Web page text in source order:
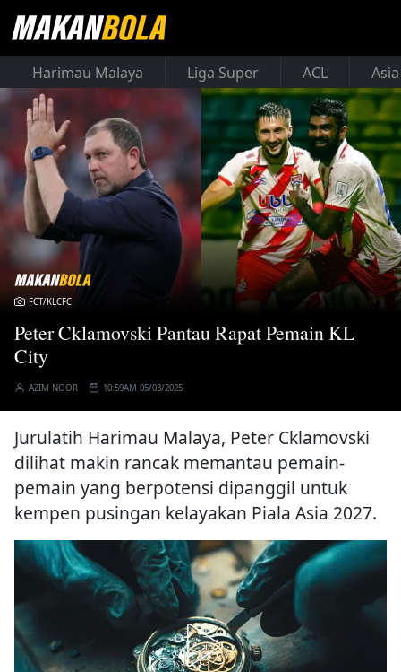
Harimau Malaya Liga Super ACL
FCT/KLCFC
Peter Cklamovski Pantau Rapat Pemain KL
City
AZIM NOOR 10:59AM 05/03/2025
Jurulatih Harimau Malaya, Peter Cklamovski
dilihat makin rancak memantau pemain-
pemain yang berpotensi dipanggil untuk
kempen pusingan kelayakan Piala Asia 2027.